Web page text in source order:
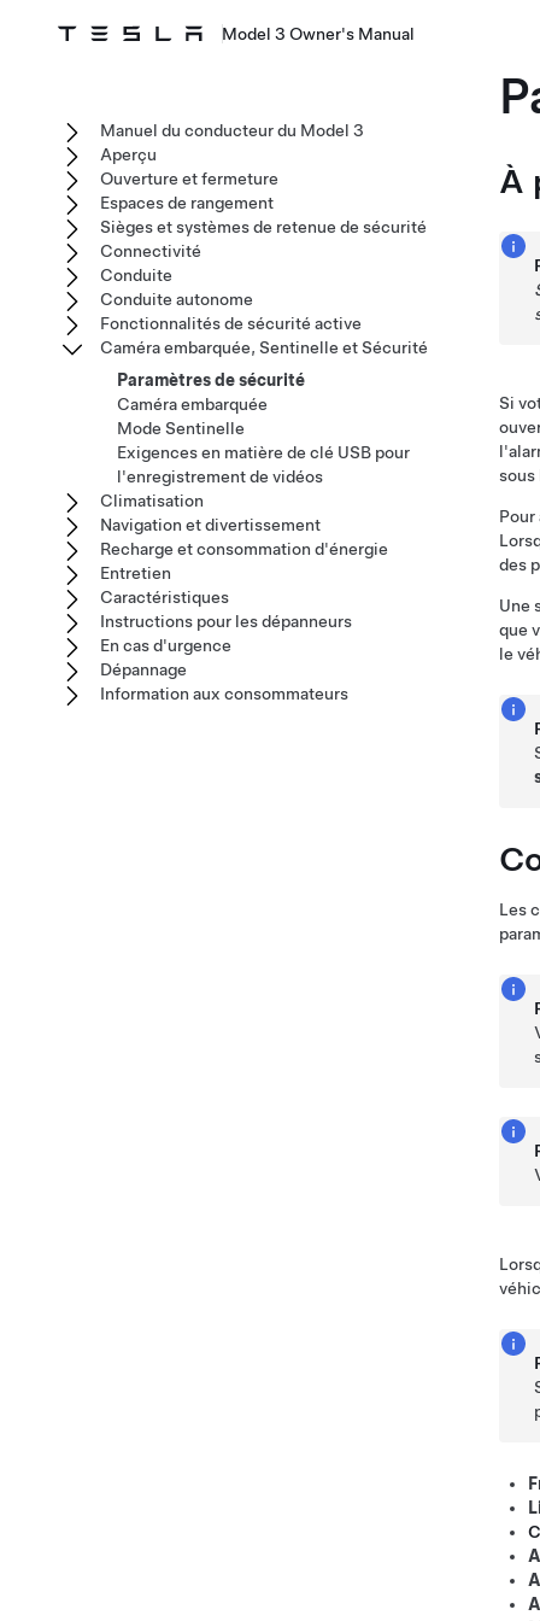
Model 3 Owner's Manual
À
Si
sous
Pour
des
Une
que
le
Les
Manuel du conducteur du Model 3
Aperçu
Ouverture et fermeture
Espaces de rangement
Sièges et systèmes de retenue de sécurité
Connectivité
Conduite
Conduite autonome
Fonctionnalités de sécurité active
Caméra embarquée, Sentinelle et Sécurité
Paramètres de sécurité
Caméra embarquée
Mode Sentinelle
Exigences en matière de clé USB pour
l'enregistrement de vidéos
Climatisation
Navigation et divertissement
Recharge et consommation d'énergie
Entretien
Caractéristiques
Instructions pour les dépanneurs
En cas d'urgence
Dépannage
Information aux consommateurs